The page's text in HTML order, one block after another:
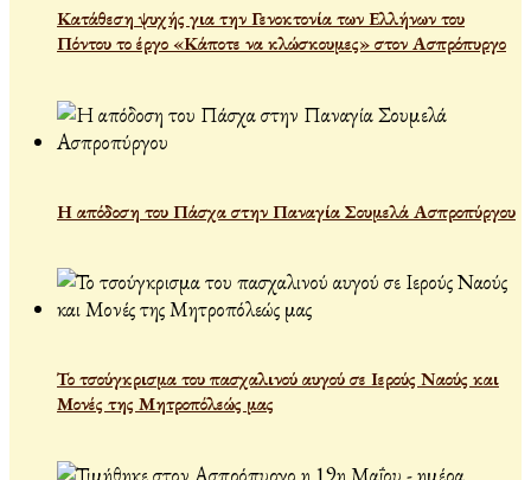
Κατάθεση ψυχής για την Γενοκτονία των Ελλήνων του
Πόντου το έργο «Κάποτε να κλώσκουμες» στον Ασπρόπυργο
Η απόδοση του Πάσχα στην Παναγία Σουμελά Ασπροπύργου
Το τσούγκρισμα του πασχαλινού αυγού σε Ιερούς Ναούς και
Μονές της Μητροπόλεώς μας